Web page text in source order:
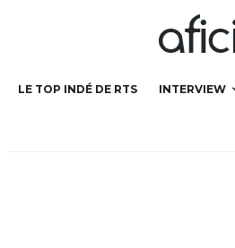
LE TOP INDÉ DE RTS INTERVIEW